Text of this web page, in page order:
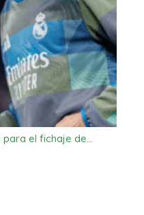
el fichaje de…